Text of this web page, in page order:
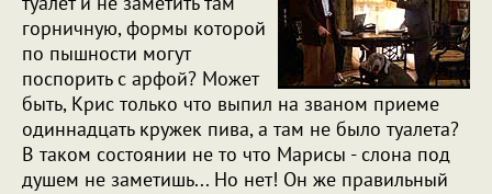
горничную, формы которой
по пышности могут
поспорить с арфой? Может
быть, Крис только что выпил на званом приеме
одиннадцать кружек пива, а там не было туалета?
В таком состоянии не то что Марисы - слона под
душем не заметишь... Но нет! Он же правильный